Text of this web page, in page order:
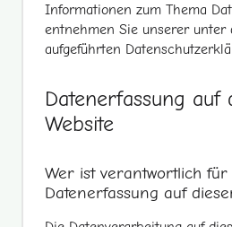
Informationen zum Thema
entnehmen Sie unserer unter
aufgeführten
Datenerfassung auf
Website
Wer ist verantwortlich für
Datenerfassung auf